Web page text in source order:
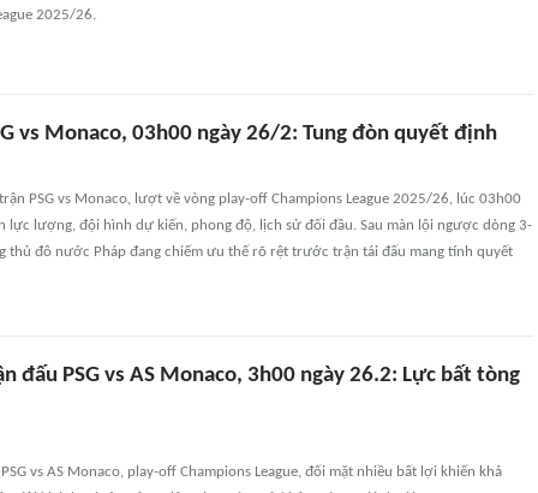
2025/26.
vs Monaco, 03h00 ngày 26/2: Tung đòn quyết định
PSG vs Monaco, lượt về vòng play-off Champions League 2025/26, lúc 03h00
lực lượng, đội hình dự kiến, phong độ, lịch sử đối đầu. Sau màn lội ngược dòng 3-
thủ đô nước Pháp đang chiếm ưu thế rõ rệt trước trận tái đấu mang tính quyết
đấu PSG vs AS Monaco, 3h00 ngày 26.2: Lực bất tòng
vs AS Monaco, play-off Champions League, đối mặt nhiều bất lợi khiến khả